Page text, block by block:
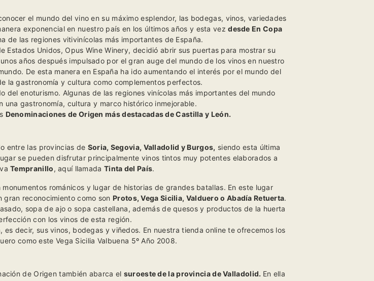
el mundo del vino en su máximo esplendor, las bodegas, vinos, variedades
exponencial en nuestro país en los últimos años y esta vez desde En Copa
de las regiones vitivinícolas más importantes de España.
Estados Unidos, Opus Wine Winery, decidió abrir sus puertas para mostrar su
años después impulsado por el gran auge del mundo de los vinos en nuestro
De esta manera en España ha ido aumentando el interés por el mundo del
la gastronomía y cultura como complementos perfectos.
del enoturismo. Algunas de las regiones vinícolas más importantes del mundo
una gastronomía, cultura y marco histórico inmejorable.
Denominaciones de Origen más destacadas de Castilla y León.
entre las provincias de Soria, Segovia, Valladolid y Burgos, siendo esta última
se pueden disfrutar principalmente vinos tintos muy potentes elaborados a
Tempranillo, aquí llamada Tinta del País.
románicos y lugar de historias de grandes batallas. En este lugar
reconocimiento como son Protos, Vega Sicilia, Valduero o Abadía Retuerta.
sopa de ajo o sopa castellana, además de quesos y productos de la huerta
con los vinos de esta región.
decir, sus vinos, bodegas y viñedos. En nuestra tienda online te ofrecemos los
como este Vega Sicilia Valbuena 5º Año 2008.
de Origen también abarca el suroeste de la provincia de Valladolid. En ella